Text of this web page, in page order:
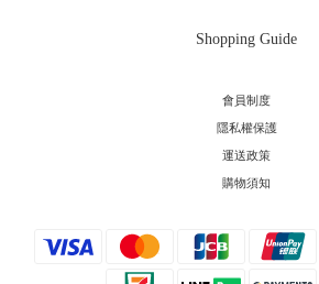
Shopping Guide
會員制度
隱私權保護
運送政策
購物須知